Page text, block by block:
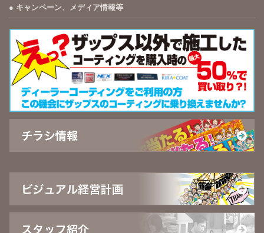
キャンペーン、メディア情報等